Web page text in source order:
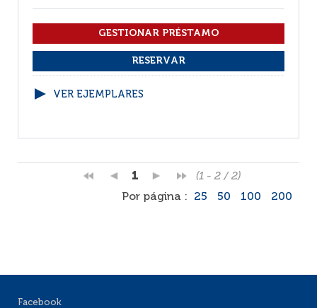
VER EJEMPLARES
1
(1 - 2 / 2)
Por página :
25 50 100 200
Facebook